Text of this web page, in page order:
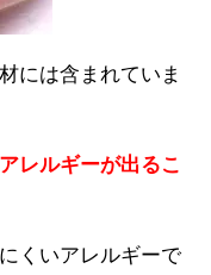
には含まれていま
レルギーが出るこ
くいアレルギーで